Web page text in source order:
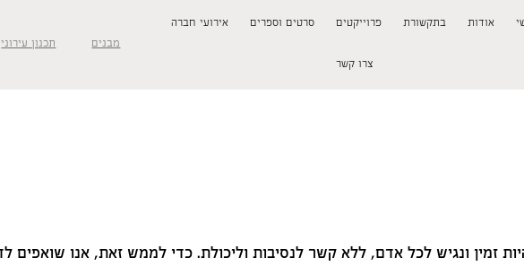
אודות בתקשורת פרוייקטים סרטים וספרים אירועי חברה
צרו קשר
מבנים תכנון עירוני
זמין ונגיש לכל אדם, ללא קשר לנסיבות וליכולת. כדי לממש זאת, אנו